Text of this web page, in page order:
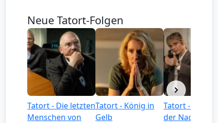
Neue Tatort-Folgen
Tatort - Die letzten
Menschen von
Tatort - König in
Gelb
Tatort - Könige
der Nacht